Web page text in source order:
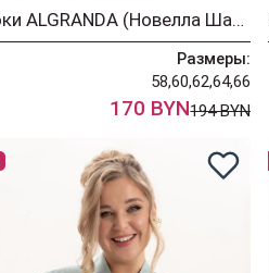
Брюки ALGRANDA (Новелла Шарм) 4066-9-4 темно-зеленый
Размеры:
58,60,62,64,66
170 BYN194 BYN